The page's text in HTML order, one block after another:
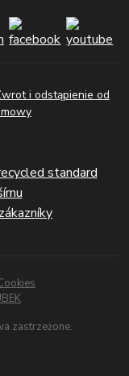
i odstąpienie od
zastrzeżone.